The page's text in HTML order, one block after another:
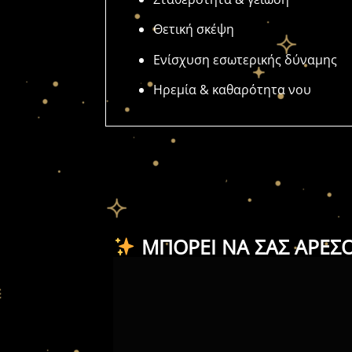
Θετική σκέψη
Ενίσχυση εσωτερικής δύναμης
Ηρεμία & καθαρότητα νου
ΜΠΟΡΕΊ ΝΑ ΣΑΣ